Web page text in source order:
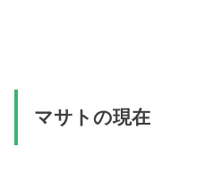
マサトの現在